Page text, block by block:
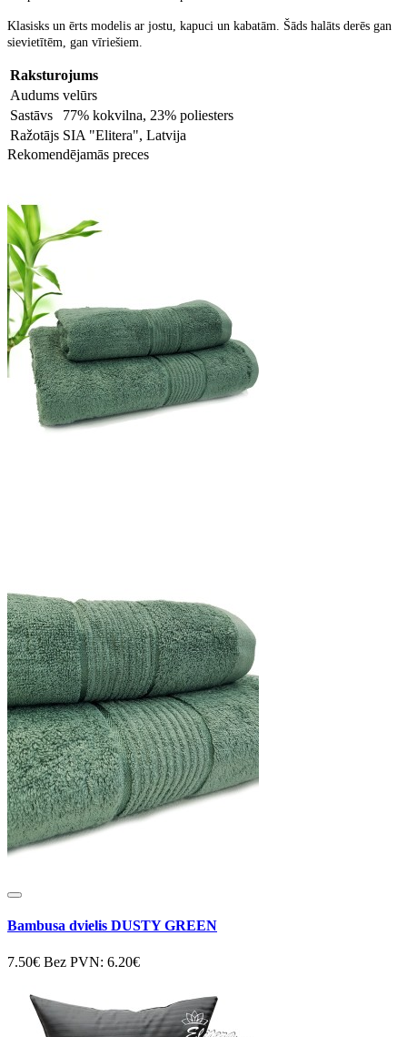
Klasisks un ērts modelis ar jostu, kapuci un kabatām. Šāds halāts derēs gan
sievietītēm, gan vīriešiem.
Raksturojums
Audums velūrs
Sastāvs
77% kokvilna, 23% poliesters
Ražotājs SIA "Elitera", Latvija
Rekomendējamās preces
Bambusa dvielis DUSTY GREEN
7.50€ Bez PVN: 6.20€